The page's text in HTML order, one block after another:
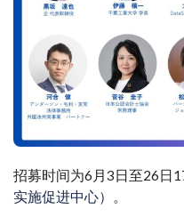
招募时间为6月3日至26日
实施促进中心）
。